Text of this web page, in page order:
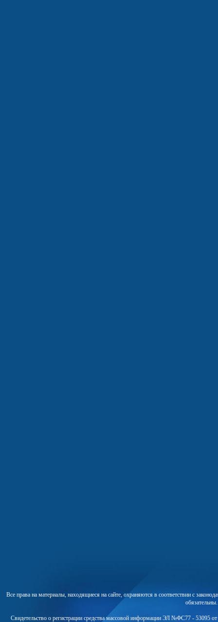
Все права на материалы, находящиеся на сайте, охраняются в соответствии с
Свидетельство о регистрации средства массовой информации ЭЛ №ФС77 - 53095